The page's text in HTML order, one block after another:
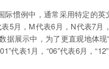
际惯例中，通常采用特定的英
5月，M代表6月，N代表7月
展示中，为了更直观地体现
代表1月，“06”代表6月，